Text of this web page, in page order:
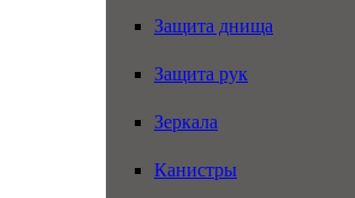
Защита днища
Защита рук
Зеркала
Канистры